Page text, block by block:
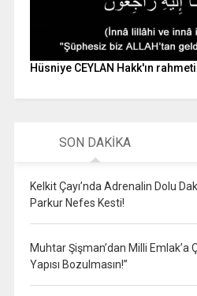
Hüsniye CEYLAN Hakk'ın
SON DAKİKA
Kelkit Çayı’nda Adrenalin Dolu
Parkur Nefes Kesti!
Muhtar Şişman’dan Milli Emlak’a
Yapısı Bozulmasın!”